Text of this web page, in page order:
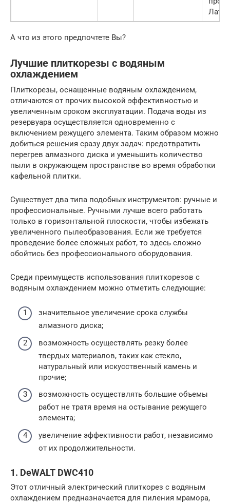
А что из этого предпочтете Вы?
Лучшие плиткорезы с водяным
охлаждением
Плиткорезы, оснащенные водяным охлаждением,
отличаются от прочих высокой эффективностью и
увеличенным сроком эксплуатации. Подача воды из
резервуара осуществляется одновременно с
включением режущего элемента. Таким образом можно
добиться решения сразу двух задач: предотвратить
перегрев алмазного диска и уменьшить количество
пыли в окружающем пространстве во время обработки
кафельной плитки.
Существует два типа подобных инструментов: ручные и
профессиональные. Ручными лучше всего работать
только в горизонтальной плоскости, чтобы избежать
увеличенного пылеобразования. Если же требуется
проведение более сложных работ, то здесь сложно
обойтись без профессионального оборудования.
Среди преимуществ использования плиткорезов с
водяным охлаждением можно отметить следующие:
значительное увеличение срока службы
алмазного диска;
возможность осуществлять резку более
твердых материалов, таких как стекло,
натуральный или искусственный камень и
прочие;
возможность осуществлять большие объемы
работ не тратя время на остывание режущего
элемента;
увеличение эффективности работ, независимо
от их продолжительности.
1. DeWALT DWC410
Этот отличный электрический плиткорез с водяным
охлаждением предназначается для пиления мрамора,